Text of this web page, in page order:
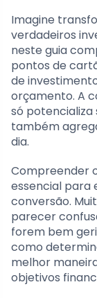
Imagine
verdadeiros
neste guia
pontos de
de
orçamento. A
só potencializa
também
dia.
Compreender
essencial para
conversão.
parecer
forem bem
como
melhor
objetivos